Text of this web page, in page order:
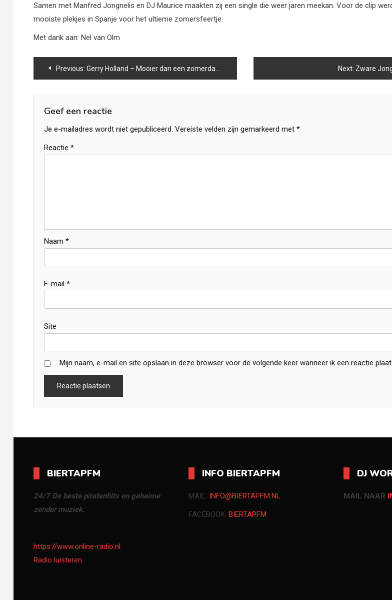
Samen met Manfred Jongnelis en DJ Maurice maakten zij een single die weer jaren meekan. Voor de clip
mooiste plekjes in Spanje voor het ultieme zomersfeertje.
Met dank aan: Nel van Olm
Bericht
navigatie
Previous: Gerry Holland – Mooier dan een zomerdag in Mokum Next: Zware
Geef een reactie
Je e-mailadres wordt niet gepubliceerd. Vereiste velden zijn gemarkeerd met *
Reactie *
Naam *
E-mail *
Site
Mijn naam, e-mail en site opslaan in deze browser voor de volgende keer wanneer ik een reactie
BIERTAPFM
24/7 De beste piratenhits en geheime
zender muziek.
https://www.online-radio.nl
Radio luisteren
INFO BIERTAPFM
MAIL: INFO@BIERTAPFM.NL
FACEBOOK: BIERTAPFM
DJ
MAIL NAAR